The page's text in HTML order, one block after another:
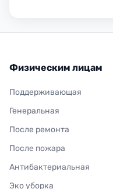
Физическим лицам
Поддерживающая
Генеральная
После ремонта
После пожара
Антибактериальная
Эко уборка